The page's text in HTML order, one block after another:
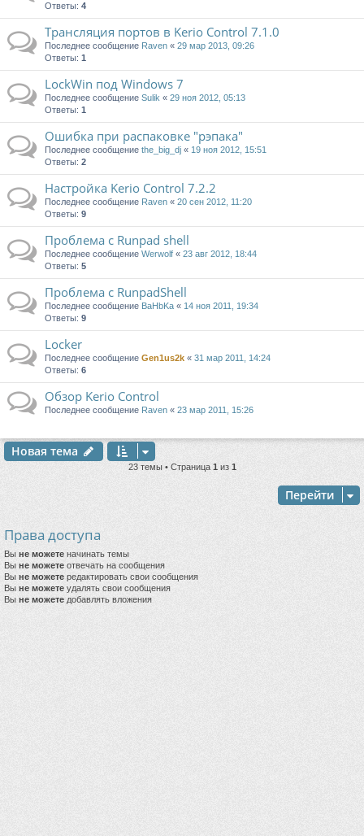
Ответы: 4
Трансляция портов в Kerio Control 7.1.0
Последнее сообщение Raven « 29 мар 2013, 09:26
Ответы: 1
LockWin под Windows 7
Последнее сообщение Sulik « 29 ноя 2012, 05:13
Ответы: 1
Ошибка при распаковке "рэпака"
Последнее сообщение the_big_dj « 19 ноя 2012, 15:51
Ответы: 2
Настройка Kerio Control 7.2.2
Последнее сообщение Raven « 20 сен 2012, 11:20
Ответы: 9
Проблема с Runpad shell
Последнее сообщение Werwolf « 23 авг 2012, 18:44
Ответы: 5
Проблема с RunpadShell
Последнее сообщение BaHbKa « 14 ноя 2011, 19:34
Ответы: 9
Locker
Последнее сообщение Gen1us2k « 31 мар 2011, 14:24
Ответы: 6
Обзор Kerio Control
Последнее сообщение Raven « 23 мар 2011, 15:26
Новая тема
23 темы • Страница 1из 1
Перейти
Права доступа
Вы не можете начинать темы
Вы не можете отвечать на сообщения
Вы не можете редактировать свои сообщения
Вы не можете удалять свои сообщения
Вы не можете добавлять вложения